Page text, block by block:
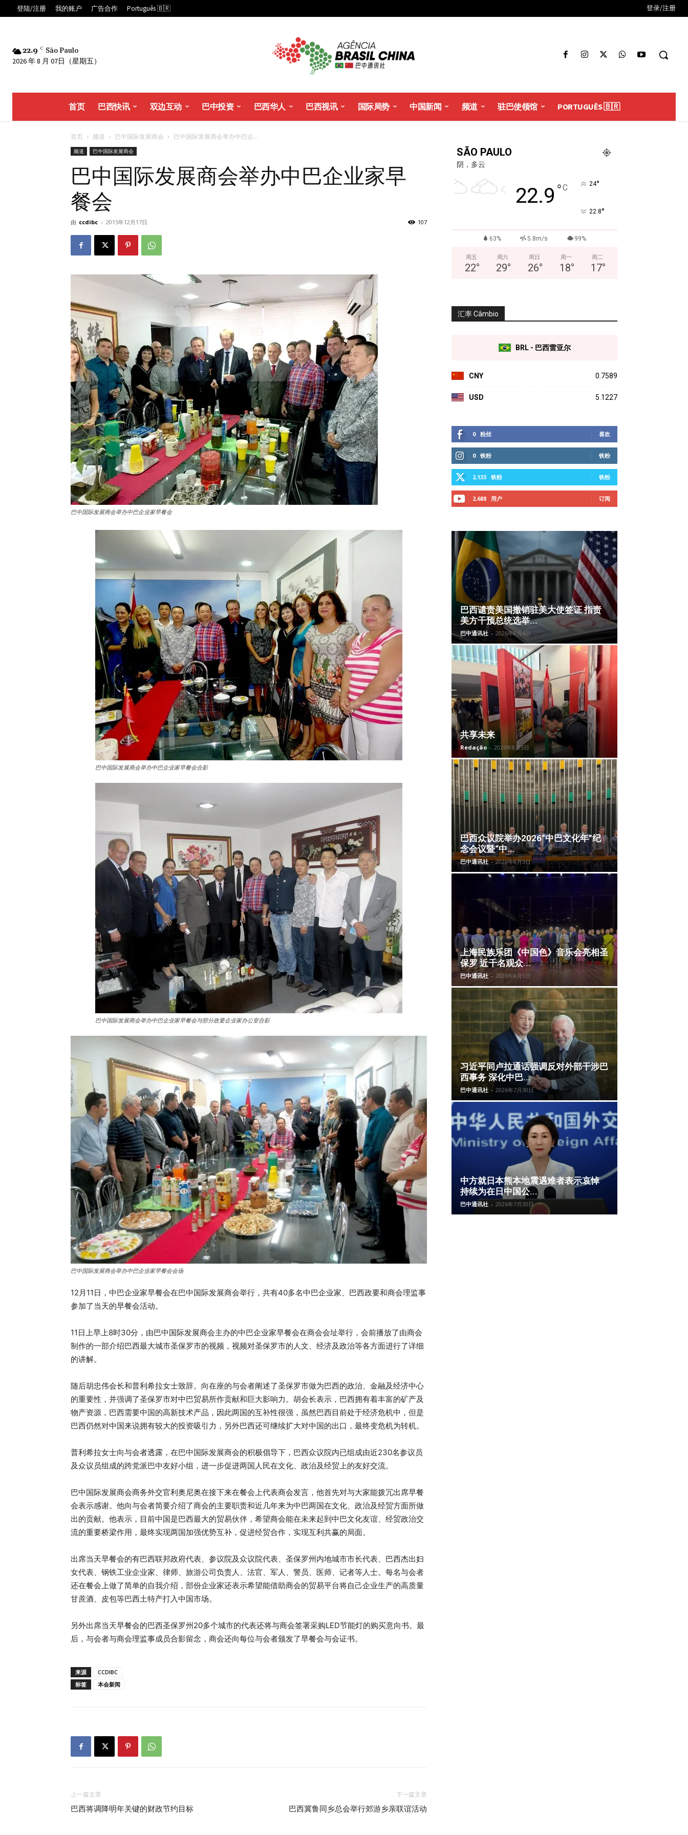
登陆/注册 我的账户 广告合作 Português 🇧🇷 登录/注册
22.9 C São Paulo
2026 年 8 月 07日（星期五）
首页 巴西快讯 双边互动 巴中投资 巴西华人 巴西视讯 国际局势 中国新闻 频道 驻巴使领馆 PORTUGUÊS 🇧🇷
首页 频道 巴中国际发展商会 巴中国际发展商会举办中巴企...
频道 巴中国际发展商会
巴中国际发展商会举办中巴企业家早
餐会
由 ccdibc - 2015年12月17日 107
巴中国际发展商会举办中巴企业家早餐会
巴中国际发展商会举办中巴企业家早餐会合影
巴中国际发展商会举办中巴企业家早餐会与部分政要企业家办公室合影
巴中国际发展商会举办中巴企业家早餐会会场
12月11日，中巴企业家早餐会在巴中国际发展商会举行，共有40多名中巴企业家、巴西政要和商会理监事
参加了当天的早餐会活动。
11日上早上8时30分，由巴中国际发展商会主办的中巴企业家早餐会在商会会址举行，会前播放了由商会
制作的一部介绍巴西最大城市圣保罗市的视频，视频对圣保罗市的人文、经济及政治等各方面进行了详细
的讲解。
随后胡忠伟会长和普利希拉女士致辞。向在座的与会者阐述了圣保罗市做为巴西的政治、金融及经济中心
的重要性，并强调了圣保罗市对中巴贸易所作贡献和巨大影响力。胡会长表示，巴西拥有着丰富的矿产及
物产资源，巴西需要中国的高新技术产品，因此两国的互补性很强，虽然巴西目前处于经济危机中，但是
巴西仍然对中国来说拥有较大的投资吸引力，另外巴西还可继续扩大对中国的出口，最终变危机为转机。
普利希拉女士向与会者透露，在巴中国际发展商会的积极倡导下，巴西众议院内已组成由近230名参议员
及众议员组成的跨党派巴中友好小组，进一步促进两国人民在文化、政治及经贸上的友好交流。
巴中国际发展商会商务外交官利奥尼奥在接下来在餐会上代表商会发言，他首先对与大家能拨冗出席早餐
会表示感谢。他向与会者简要介绍了商会的主要职责和近几年来为中巴两国在文化、政治及经贸方面所做
出的贡献。他表示，目前中国是巴西最大的贸易伙伴，希望商会能在未来起到中巴文化友谊、经贸政治交
流的重要桥梁作用，最终实现两国加强优势互补，促进经贸合作，实现互利共赢的局面。
出席当天早餐会的有巴西联邦政府代表、参议院及众议院代表、圣保罗州内地城市市长代表、巴西杰出妇
女代表、钢铁工业企业家、律师、旅游公司负责人、法官、军人、警员、医师、记者等人士。每名与会者
还在餐会上做了简单的自我介绍，部份企业家还表示希望能借助商会的贸易平台将自己企业生产的高质量
甘蔗酒、皮包等巴西土特产打入中国市场。
另外出席当天早餐会的巴西圣保罗州20多个城市的代表还将与商会签署采购LED节能灯的购买意向书。最
后，与会者与商会理监事成员合影留念，商会还向每位与会者颁发了早餐会与会证书。
来源
CCDIBC
标签
本会新闻
上一篇文章
巴西将调降明年关键的财政节约目标
下一篇文章
巴西冀鲁同乡总会举行郊游乡亲联谊活动
SÃO PAULO
阴，多云
22.9 °C 24°
22.8°
63% 5.8m/s 99%
周五
22°
周六
29°
周日
26°
周一
18°
周二
17°
汇率 Câmbio
BRL - 巴西雷亚尔
CNY 0.7589
USD 5.1227
0 粉丝 喜欢
0 铁粉 铁粉
2,133 铁粉 铁粉
2,688 用户 订阅
巴西谴责美国撤销驻美大使签证 指责
美方干预总统选举...
巴中通讯社 - 2026年8月4日
共享未来
Redação - 2026年8月3日
巴西众议院举办2026“中巴文化年”纪
念会议暨“中...
巴中通讯社 - 2026年8月3日
上海民族乐团《中国色》音乐会亮相圣
保罗 近千名观众...
巴中通讯社 - 2026年8月1日
习近平同卢拉通话强调反对外部干涉巴
西事务 深化中巴...
巴中通讯社 - 2026年7月30日
中方就日本熊本地震遇难者表示哀悼
持续为在日中国公...
巴中通讯社 - 2026年7月30日